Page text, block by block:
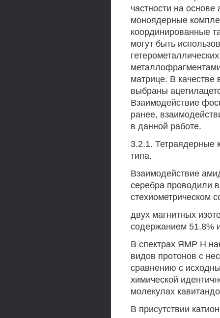
частности на
моноядерные
координированные
могут быть
матрице. В качестве
выбраны
Взаимодействие
ранее,
в данной работе.
3.2.1. Тетраядерные
типа.
Взаимодействие
серебра проводили
стехиометрическом
двух магнитных
содержанием 51.8%
В спектрах ЯМР Н
видов протонов с
сравнению с
химической
молекулах
В присутствии